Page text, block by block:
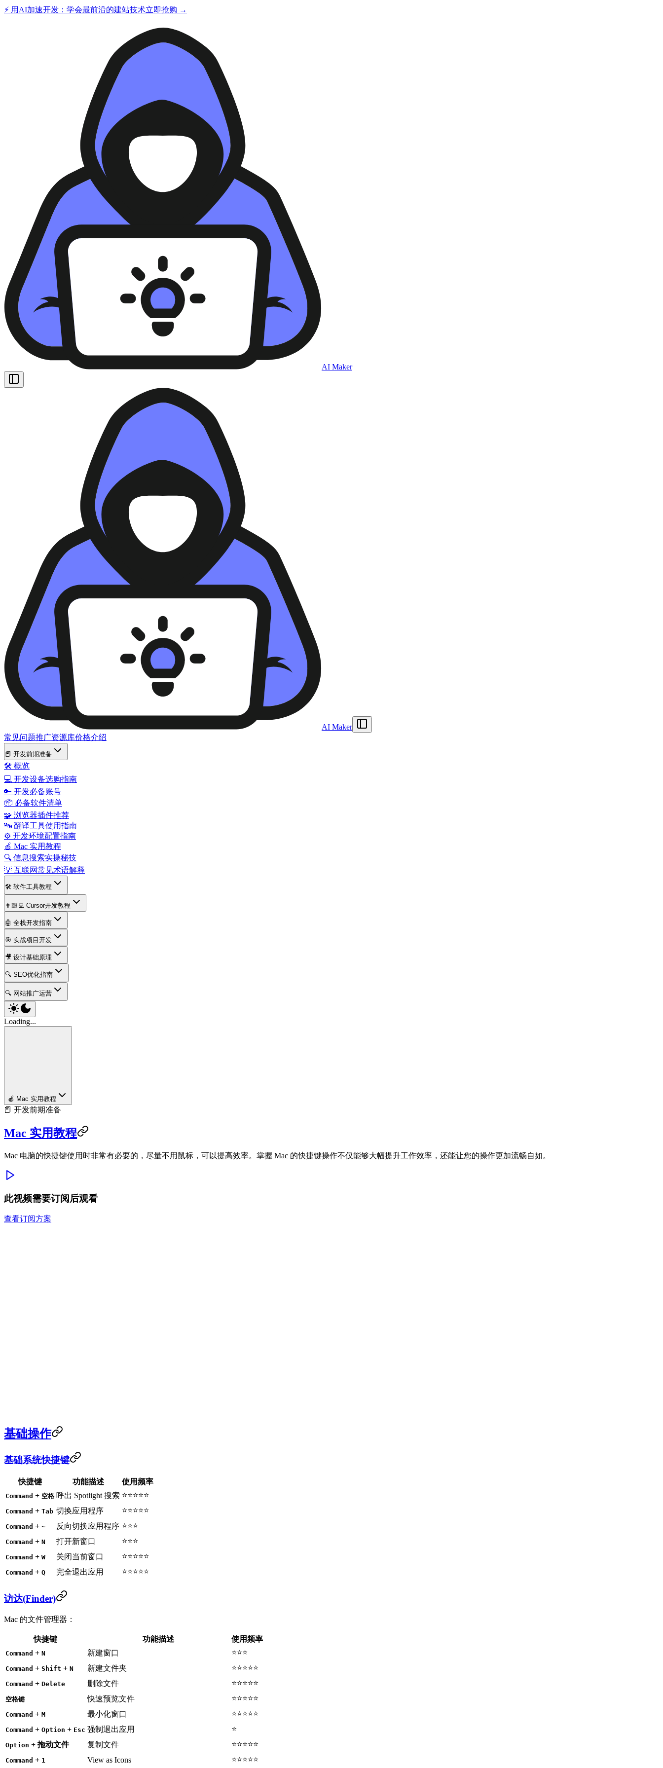
⚡ 用AI加速开发：学会最前沿的建站技术立即抢购 →
AI Maker
AI Maker
常见问题推广资源库价格介绍
📕 开发前期准备
🛠️ 概览
💻 开发设备选购指南
🔑 开发必备账号
📦 必备软件清单
🧩 浏览器插件推荐
🔤 翻译工具使用指南
⚙️ 开发环境配置指南
🍎 Mac 实用教程
🔍 信息搜索实操秘技
💡 互联网常见术语解释
🛠️ 软件工具教程
👨🏻‍💻 Cursor开发教程
🤖 全栈开发指南
🎯 实战项目开发
🎥 设计基础原理
🔍 SEO优化指南
🔍 网站推广运营
Loading...
🍎 Mac 实用教程
📕 开发前期准备
Mac 实用教程
Mac 电脑的快捷键使用时非常有必要的，尽量不用鼠标，可以提高效率。掌握 Mac 的快捷键操作不仅能够大幅提升工作效率，还能让您的操作更加流畅自如。
此视频需要订阅后观看
查看订阅方案
基础操作
基础系统快捷键
快捷键 功能描述 使用频率
Command + 空格 呼出 Spotlight 搜索 ⭐⭐⭐⭐⭐
Command + Tab 切换应用程序 ⭐⭐⭐⭐⭐
Command + ~ 反向切换应用程序 ⭐⭐⭐
Command + N 打开新窗口 ⭐⭐⭐
Command + W 关闭当前窗口 ⭐⭐⭐⭐⭐
Command + Q 完全退出应用 ⭐⭐⭐⭐⭐
访达(Finder)
Mac 的文件管理器：
快捷键 功能描述 使用频率
Command + N 新建窗口 ⭐⭐⭐
Command + Shift + N 新建文件夹 ⭐⭐⭐⭐⭐
Command + Delete 删除文件 ⭐⭐⭐⭐⭐
空格键 快速预览文件 ⭐⭐⭐⭐⭐
Command + M 最小化窗口 ⭐⭐⭐⭐⭐
Command + Option + Esc 强制退出应用 ⭐
Option + 拖动文件 复制文件 ⭐⭐⭐⭐⭐
Command + 1 View as Icons ⭐⭐⭐⭐⭐